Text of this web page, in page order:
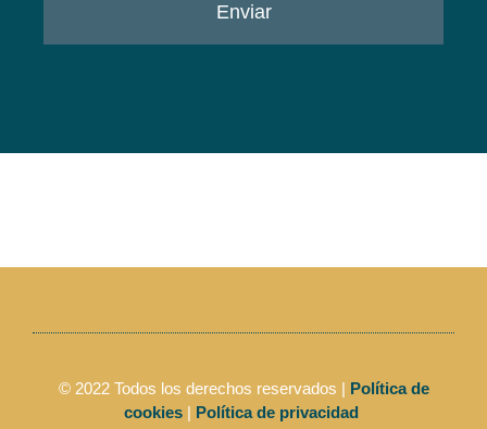
Enviar
© 2022 Todos los derechos reservados | Política de
cookies | Política de privacidad